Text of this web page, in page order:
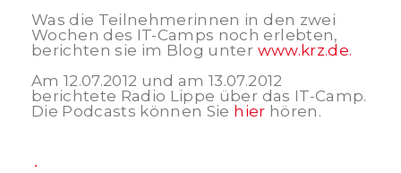
Was die Teilnehmerinnen in den zwei
Wochen des IT-Camps noch erlebten,
berichten sie im Blog unter www.krz.de.
Am 12.07.2012 und am 13.07.2012
berichtete Radio Lippe über das IT-Camp.
Die Podcasts können Sie hier hören.